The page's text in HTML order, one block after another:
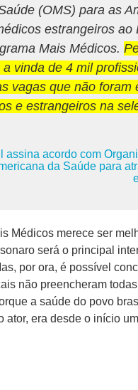
(OMS) para as
estrangeiros ao
Mais Médicos.
vinda de 4 mil
vagas que não foram
e estrangeiros na
assina acordo com
da Saúde para
Médicos merece ser
será o principal
por ora, é possível
não preencheram
a saúde do povo
ator, era desde o início